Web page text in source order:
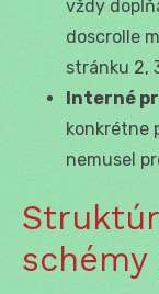
vždy
doscrolle
stránku 2,
Interné
konkrétne
nemusel